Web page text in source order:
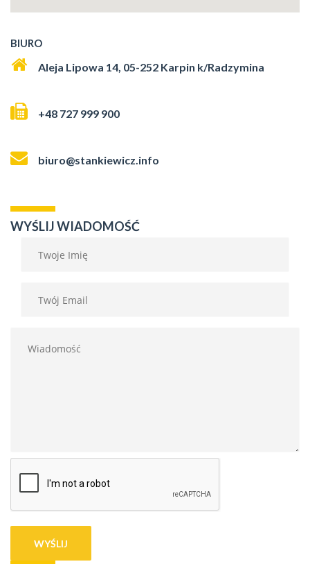
BIURO
Aleja Lipowa 14, 05-252 Karpin k/Radzymina
+48 727 999 900
biuro@stankiewicz.info
WYŚLIJ WIADOMOŚĆ